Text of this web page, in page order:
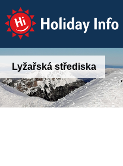
Holiday Info
Lyžařská střediska